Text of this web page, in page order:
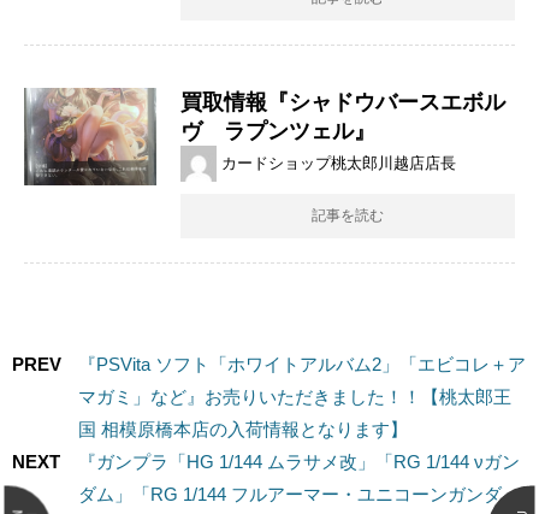
買取情報『シャドウバースエボル
ヴ ラプンツェル』
カードショップ桃太郎川越店店長
記事を読む
PREV
『​PSVita ソフト「ホワイトアルバム2」「エビコレ＋ア
マガミ」など』お売りいただきました！！【桃太郎王
国 相模原橋本店の入荷情報となります】
NEXT
『ガンプラ「HG 1/144 ムラサメ改」「RG 1/144 νガン
ダム」「RG 1/144 フルアーマー・ユニコーンガンダ